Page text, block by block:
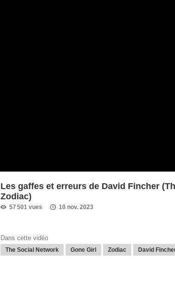
Les gaffes et erreurs de David Fincher
Zodiac)
57 501 vues 10 nov. 2023
Dans cette vidéo
The Social Network Gone Girl Zodiac David